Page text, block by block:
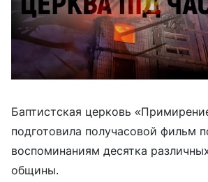
Баптистская церковь
подготовила получасовой фильм
воспоминаниям десятка
общины.